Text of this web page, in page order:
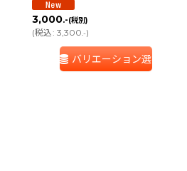
3,000.-(税別)
(税込: 3,300.-)
バリエーション選択